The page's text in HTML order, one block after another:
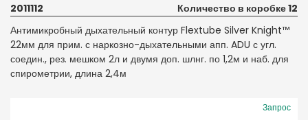
2011112
Количество в коробке 12
Антимикробный дыхательный контур Flextube Silver Knight™
22мм для прим. с наркозно-дыхательными апп. ADU с угл.
соедин., рез. мешком 2л и двумя доп. шлнг. по 1,2м и наб. для
спирометрии, длина 2,4м
Запрос